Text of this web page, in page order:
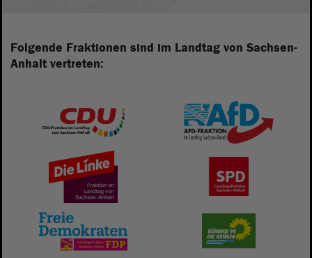
Folgende Fraktionen sind im Landtag von Sachsen-
Anhalt vertreten: